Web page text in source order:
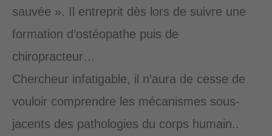
sauvée ». Il entreprit dès lors de suivre une
formation d’ostéopathe puis de
chiropracteur…
Chercheur infatigable, il n’aura de cesse de
vouloir comprendre les mécanismes sous-
jacents des pathologies du corps humain..